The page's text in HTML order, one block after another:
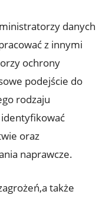
danych
z innymi
ochrony
podejście do
rodzaju
identyfikować
oraz
naprawcze.
także